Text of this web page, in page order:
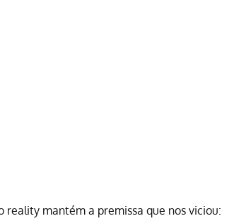
reality mantém a premissa que nos viciou: